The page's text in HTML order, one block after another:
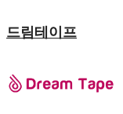
드림테이프